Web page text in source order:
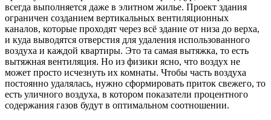
всегда выполняется даже в элитном жилье. Проект здания
ограничен созданием вертикальных вентиляционных
каналов, которые проходят через всё здание от низа до верха,
и куда выводятся отверстия для удаления использованного
воздуха и каждой квартиры. Это та самая вытяжка, то есть
вытяжная вентиляция. Но из физики ясно, что воздух не
может просто исчезнуть их комнаты. Чтобы часть воздуха
постоянно удалялась, нужно сформировать приток свежего, то
есть уличного воздуха, в котором показатели процентного
содержания газов будут в оптимальном соотношении.